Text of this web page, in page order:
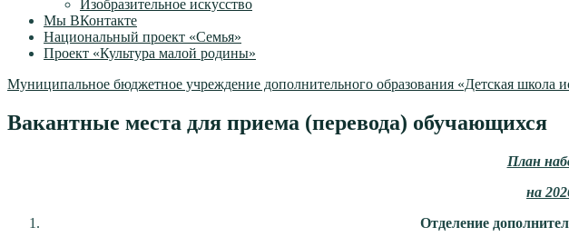
Изобразительное искусство
Мы ВКонтакте
Национальный проект «Семья»
Проект «Культура малой родины»
Муниципальное бюджетное учреждение дополнительного образования «Детская школа
Вакантные места для приема (перевода) обучающихся
План
на
Отделение